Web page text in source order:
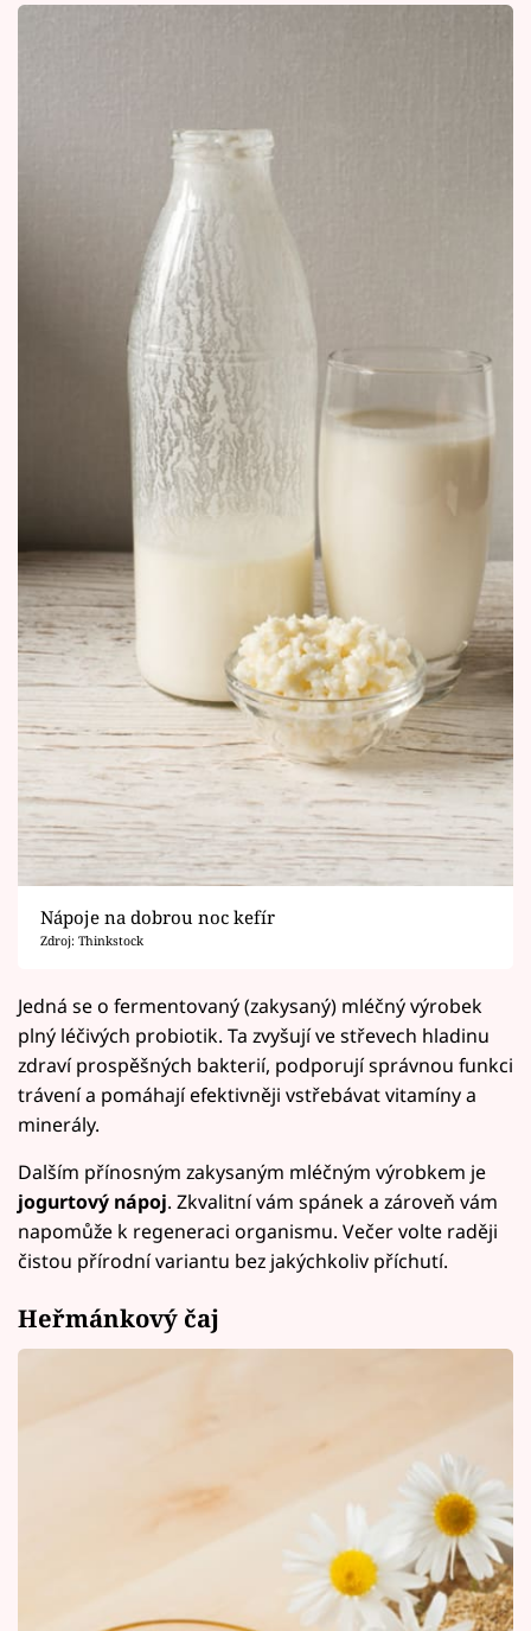
Nápoje na dobrou noc kefír
Zdroj: Thinkstock
Jedná se o fermentovaný (zakysaný) mléčný výrobek
plný léčivých probiotik. Ta zvyšují ve střevech hladinu
zdraví prospěšných bakterií, podporují správnou funkci
trávení a pomáhají efektivněji vstřebávat vitamíny a
minerály.
Dalším přínosným zakysaným mléčným výrobkem je
jogurtový nápoj. Zkvalitní vám spánek a zároveň vám
napomůže k regeneraci organismu. Večer volte raději
čistou přírodní variantu bez jakýchkoliv příchutí.
Heřmánkový čaj